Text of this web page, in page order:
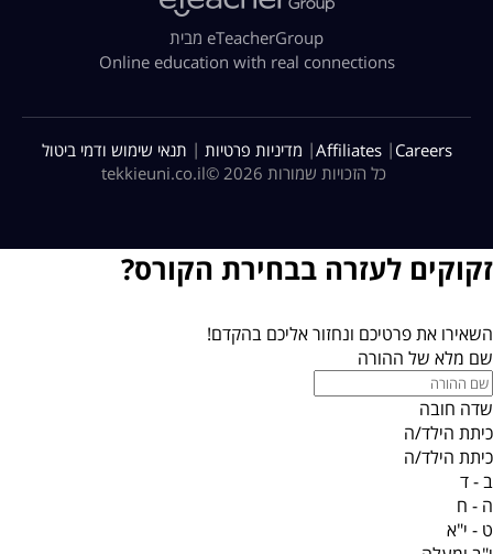
מבית eTeacherGroup
Online education with real connections
כל הזכויות שמורות 2026 © tekkieuni.co.il
תנאי שימוש ודמי ביטול | מדיניות פרטיות |Affiliates | Careers
זקוקים לעזרה בבחירת הקורס?
השאירו את פרטיכם ונחזור אליכם בהקדם!
שם מלא של ההורה
שדה חובה
כיתת הילד/ה
כיתת הילד/ה
ב - ד
ה - ח
ט - י"א